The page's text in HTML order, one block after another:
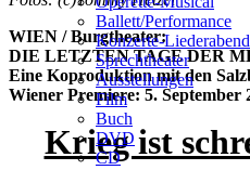
Ballett/Performance
Konzerte-
Sprechtheater
Ausstellungen
Film
Buch
DVD
CD
WIEN / Burgtheater:
DIE LETZTEN TAGE DER
Eine Koproduktion mit den
Wiener Premiere: 5. September
Krieg ist